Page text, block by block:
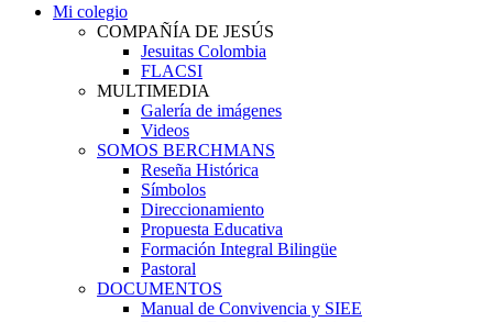
Mi colegio
COMPAÑÍA DE JESÚS
Jesuitas Colombia
FLACSI
MULTIMEDIA
Galería de imágenes
Videos
SOMOS BERCHMANS
Reseña Histórica
Símbolos
Direccionamiento
Propuesta Educativa
Formación Integral Bilingüe
Pastoral
DOCUMENTOS
Manual de Convivencia y SIEE